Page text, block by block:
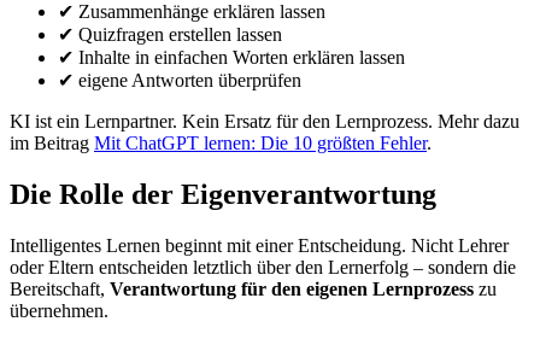
✔ Zusammenhänge erklären lassen
✔ Quizfragen erstellen lassen
✔ Inhalte in einfachen Worten erklären lassen
✔ eigene Antworten überprüfen
KI ist ein Lernpartner. Kein Ersatz für den Lernprozess. Mehr dazu
im Beitrag Mit ChatGPT lernen: Die 10 größten Fehler.
Die Rolle der Eigenverantwortung
Intelligentes Lernen beginnt mit einer Entscheidung. Nicht Lehrer
oder Eltern entscheiden letztlich über den Lernerfolg – sondern die
Bereitschaft, Verantwortung für den eigenen Lernprozess zu
übernehmen.